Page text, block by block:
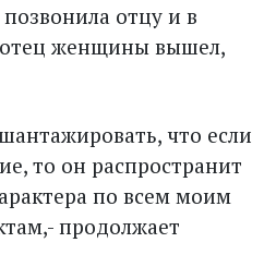
отцу и в
женщины вышел,
что если
то он распространит
по всем моим
продолжает